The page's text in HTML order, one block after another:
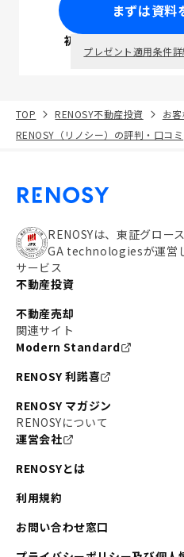
まずは資料
初回面談で
プレゼント適用条件詳
TOP RENOSY不動産投資
お
RENOSY（リノシー）の評判・口コミ
RENOSYは、東証グロー
GA technologiesが運営
サービス
不動産投資
不動産売却
関連サイト
Modern Standard
RENOSY 利諾喜
RENOSY マガジン
RENOSYについて
運営会社
RENOSYとは
利用規約
お問い合わせ窓口